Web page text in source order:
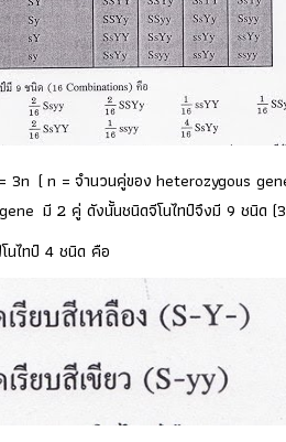
= 3n (n = จำนวนคู่ของ heterozygous
มี 2 คู่ ดังนั้นชนิดจีโนไทป์จึงมี 9 ชนิด
นไทป์ 4 ชนิด คือ